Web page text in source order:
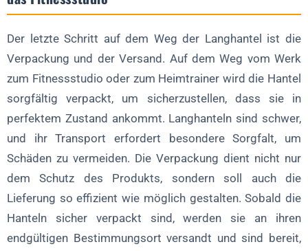
Der letzte Schritt auf dem Weg der Langhantel ist die
Verpackung und der Versand. Auf dem Weg vom Werk
zum Fitnessstudio oder zum Heimtrainer wird die Hantel
sorgfältig verpackt, um sicherzustellen, dass sie in
perfektem Zustand ankommt. Langhanteln sind schwer,
und ihr Transport erfordert besondere Sorgfalt, um
Schäden zu vermeiden. Die Verpackung dient nicht nur
dem Schutz des Produkts, sondern soll auch die
Lieferung so effizient wie möglich gestalten. Sobald die
Hanteln sicher verpackt sind, werden sie an ihren
endgültigen Bestimmungsort versandt und sind bereit,